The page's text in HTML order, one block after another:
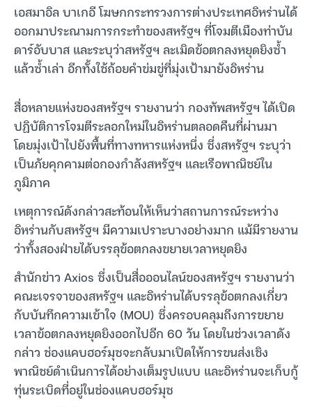
เอสมาอิล บาเกอี โฆษกกระทรวงการต่างประเทศอิหร่านได้
ออกมาประณามการกระทำของสหรัฐฯ ที่โจมตีเมืองท่าบัน
ดาร์อับบาส และระบุว่าสหรัฐฯ ละเมิดข้อตกลงหยุดยิงซ้ำ
แล้วซ้ำเล่า อีกทั้งใช้ถ้อยคำข่มขู่ที่มุ่งเป้ามายังอิหร่าน
สื่อหลายแห่งของสหรัฐฯ รายงานว่า กองทัพสหรัฐฯ ได้เปิด
ปฏิบัติการโจมตีระลอกใหม่ในอิหร่านตลอดคืนที่ผ่านมา
โดยมุ่งเป้าไปยังพื้นที่ทางทหารแห่งหนึ่ง ซึ่งสหรัฐฯ ระบุว่า
เป็นภัยคุกคามต่อกองกำลังสหรัฐฯ และเรือพาณิชย์ใน
ภูมิภาค
เหตุการณ์ดังกล่าวสะท้อนให้เห็นว่าสถานการณ์ระหว่าง
อิหร่านกับสหรัฐฯ มีความเปราะบางอย่างมาก แม้มีรายงาน
ว่าทั้งสองฝ่ายได้บรรลุข้อตกลงขยายเวลาหยุดยิง
สำนักข่าว Axios ซึ่งเป็นสื่อออนไลน์ของสหรัฐฯ รายงานว่า
คณะเจรจาของสหรัฐฯ และอิหร่านได้บรรลุข้อตกลงเกี่ยว
กับบันทึกความเข้าใจ (MOU) ซึ่งครอบคลุมถึงการขยาย
เวลาข้อตกลงหยุดยิงออกไปอีก 60 วัน โดยในช่วงเวลาดัง
กล่าว ช่องแคบฮอร์มุซจะกลับมาเปิดให้การขนส่งเชิง
พาณิชย์ดำเนินการได้อย่างเต็มรูปแบบ และอิหร่านจะเก็บกู้
ทุ่นระเบิดที่อยู่ในช่องแคบฮอร์มุซ